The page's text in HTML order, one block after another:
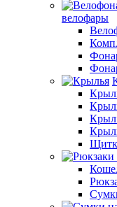
велофары